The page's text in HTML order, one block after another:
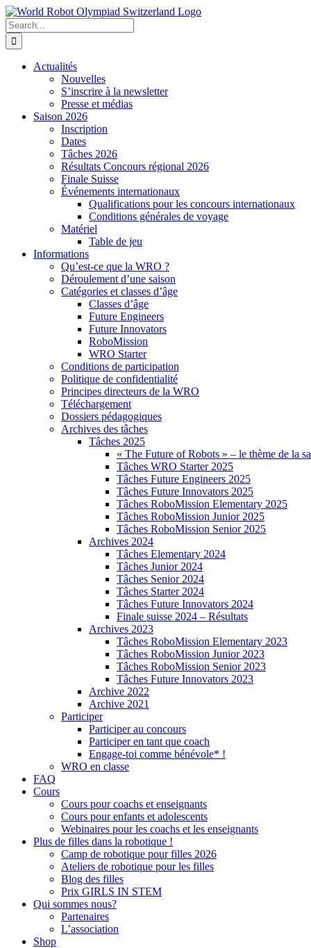
Skip
to
content
Search
for:
Actualités
Nouvelles
S’inscrire à la newsletter
Presse et médias
Saison 2026
Inscription
Dates
Tâches 2026
Résultats Concours régional 2026
Finale Suisse
Événements internationaux
Qualifications pour les concours internationaux
Conditions générales de voyage
Matériel
Table de jeu
Informations
Qu’est-ce que la WRO ?
Déroulement d’une saison
Catégories et classes d’âge
Classes d’âge
Future Engineers
Future Innovators
RoboMission
WRO Starter
Conditions de participation
Politique de confidentialité
Principes directeurs de la WRO
Téléchargement
Dossiers pédagogiques
Archives des tâches
Tâches 2025
« The Future of Robots » – le thème de la
Tâches WRO Starter 2025
Tâches Future Engineers 2025
Tâches Future Innovators 2025
Tâches RoboMission Elementary 2025
Tâches RoboMission Junior 2025
Tâches RoboMission Senior 2025
Archives 2024
Tâches Elementary 2024
Tâches Junior 2024
Tâches Senior 2024
Tâches Starter 2024
Tâches Future Innovators 2024
Finale suisse 2024 – Résultats
Archives 2023
Tâches RoboMission Elementary 2023
Tâches RoboMission Junior 2023
Tâches RoboMission Senior 2023
Tâches Future Innovators 2023
Archive 2022
Archive 2021
Participer
Participer au concours
Participer en tant que coach
Engage-toi comme bénévole* !
WRO en classe
FAQ
Cours
Cours pour coachs et enseignants
Cours pour enfants et adolescents
Webinaires pour les coachs et les enseignants
Plus de filles dans la robotique !
Camp de robotique pour filles 2026
Ateliers de robotique pour les filles
Blog des filles
Prix GIRLS IN STEM
Qui sommes nous?
Partenaires
L’association
Shop